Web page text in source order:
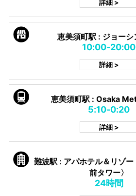
詳細 >
恵美須町駅 : ジョーシ
10:00-20:00
詳細 >
恵美須町駅 : Osaka
5:10-0:20
詳細 >
難波駅 : アパホテル＆リゾ
前タワー〉
24時間